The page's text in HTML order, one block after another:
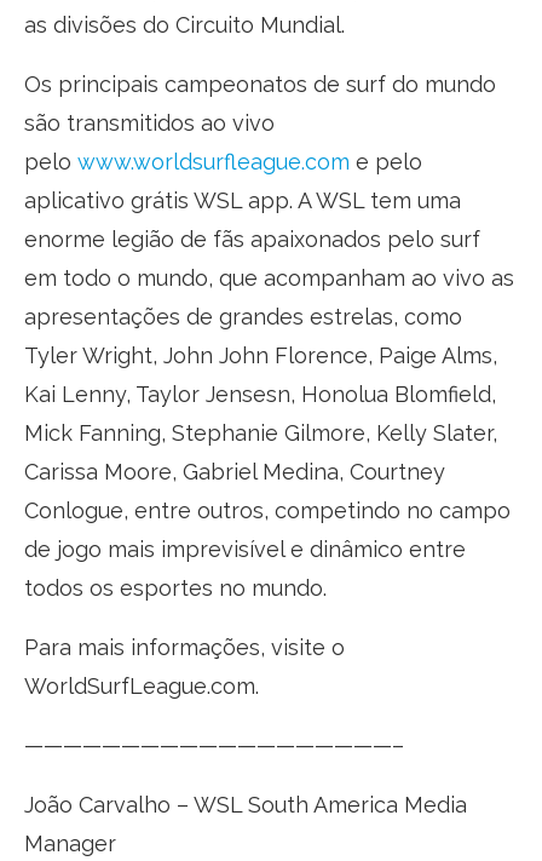
as divisões do Circuito Mundial.
Os principais campeonatos de surf do mundo
são transmitidos ao vivo
pelo www.worldsurfleague.com e pelo
aplicativo grátis WSL app. A WSL tem uma
enorme legião de fãs apaixonados pelo surf
em todo o mundo, que acompanham ao vivo as
apresentações de grandes estrelas, como
Tyler Wright, John John Florence, Paige Alms,
Kai Lenny, Taylor Jensesn, Honolua Blomfield,
Mick Fanning, Stephanie Gilmore, Kelly Slater,
Carissa Moore, Gabriel Medina, Courtney
Conlogue, entre outros, competindo no campo
de jogo mais imprevisível e dinâmico entre
todos os esportes no mundo.
Para mais informações, visite o
WorldSurfLeague.com.
———————————————————–
João Carvalho – WSL South America Media
Manager